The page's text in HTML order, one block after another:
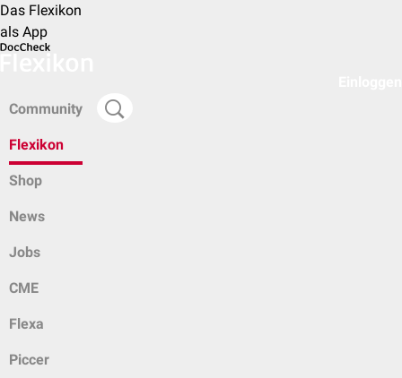
Das Flexikon
als App
Community
Flexikon
Shop
News
Jobs
CME
Flexa
Piccer